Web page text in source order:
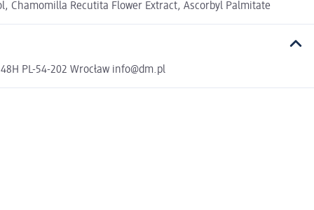
Chamomilla Recutita Flower Extract, Ascorbyl Palmitate
PL-54-202 Wrocław info@dm.pl